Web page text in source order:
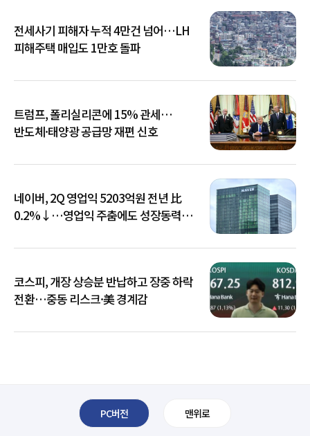
전세사기 피해자 누적 4만건 넘어…LH
피해주택 매입도 1만호 돌파
트럼프, 폴리실리콘에 15% 관세…
반도체·태양광 공급망 재편 신호
네이버, 2Q 영업익 5203억원 전년 比
0.2%↓…영업익 주춤에도 성장동력
코스피, 개장 상승분 반납하고 장중 하락
전환…중동 리스크·美 경계감
PC버전 맨위로